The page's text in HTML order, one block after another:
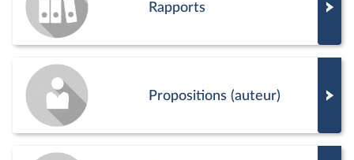
Rapports
Propositions (auteur)